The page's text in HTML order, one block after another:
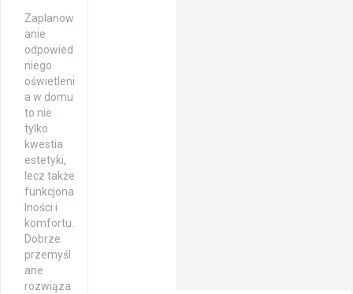
Zaplanow
anie
odpowied
niego
oświetleni
a w domu
to nie
tylko
kwestia
estetyki,
lecz także
funkcjona
lności i
komfortu.
Dobrze
przemyśl
ane
rozwiąza